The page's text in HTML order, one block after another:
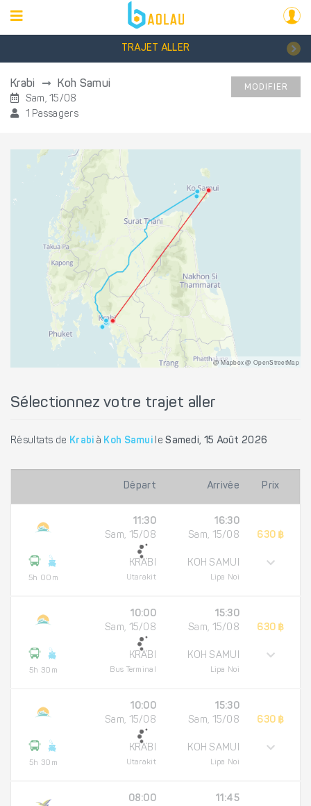
TRAJET ALLER
Krabi Koh Samui
Sam, 15/08
1 Passagers
MODIFIER
@ Mapbox @ OpenStreetMap
Sélectionnez votre trajet aller
Résultats de Krabi à Koh Samui leSamedi, 15 Août 2026
Départ Arrivée Prix
5h 00m
11:30
Sam, 15/08
KRABI
Utarakit
16:30
Sam, 15/08
KOH SAMUI
Lipa Noi
630 ฿
5h 30m
10:00
Sam, 15/08
KRABI
Bus Terminal
15:30
Sam, 15/08
KOH SAMUI
Lipa Noi
630 ฿
5h 30m
10:00
Sam, 15/08
KRABI
Utarakit
15:30
Sam, 15/08
KOH SAMUI
Lipa Noi
630 ฿
08:00
11:45